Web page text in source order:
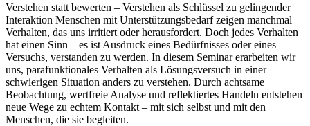
Verstehen statt bewerten – Verstehen als Schlüssel zu gelingender
Interaktion Menschen mit Unterstützungsbedarf zeigen manchmal
Verhalten, das uns irritiert oder herausfordert. Doch jedes Verhalten
hat einen Sinn – es ist Ausdruck eines Bedürfnisses oder eines
Versuchs, verstanden zu werden. In diesem Seminar erarbeiten wir
uns, parafunktionales Verhalten als Lösungsversuch in einer
schwierigen Situation anders zu verstehen. Durch achtsame
Beobachtung, wertfreie Analyse und reflektiertes Handeln entstehen
neue Wege zu echtem Kontakt – mit sich selbst und mit den
Menschen, die sie begleiten.